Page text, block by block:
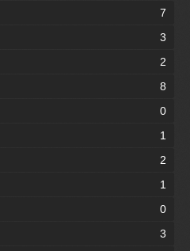
7
3
2
8
0
1
2
1
0
3